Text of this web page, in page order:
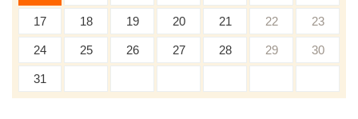
17 18 19 20 21 22 23
24 25 26 27 28 29 30
31